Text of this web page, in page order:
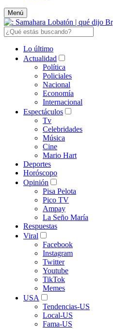
Menú
Lo último
Actualidad
Política
Policiales
Nacional
Economía
Internacional
Espectáculos
Tv
Celebridades
Música
Cine
Mario Hart
Deportes
Horóscopo
Opinión
Pisa Pelota
Pico TV
Ampay
La Seño María
Respuestas
Viral
Facebook
Instagram
Twitter
Youtube
TikTok
Memes
USA
Tendencias-US
Local-US
Fama-US